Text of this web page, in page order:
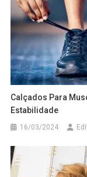
Calçados Para
Estabilidade
16/03/2024